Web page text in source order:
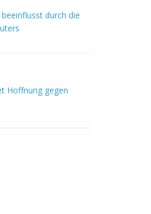
durch die
Hoffnung gegen